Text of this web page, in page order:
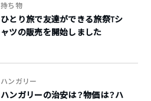
持ち物
ひとり旅で友達ができる旅祭Tシ
ャツの販売を開始しました
ハンガリー
ハンガリーの治安は？物価は？ハ